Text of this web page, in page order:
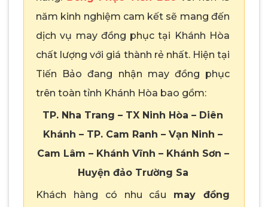
năm kinh nghiệm cam kết sẽ mang đến
dịch vụ may đồng phục tại Khánh Hòa
chất lượng với giá thành rẻ nhất. Hiện tại
Tiến Bảo đang nhận may đồng phục
trên toàn tỉnh Khánh Hòa bao gồm:
TP. Nha Trang – TX Ninh Hòa – Diên
Khánh – TP. Cam Ranh – Vạn Ninh –
Cam Lâm – Khánh Vĩnh – Khánh Sơn –
Huyện đảo Trường Sa
Khách hàng có nhu cầu may đồng